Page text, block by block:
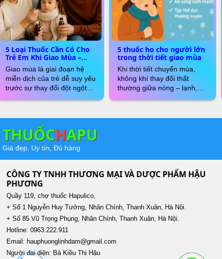
5 Loại Thuốc Cần Có Cho
Trẻ Em Khi Giao Mùa –
Cha Mẹ Nhất Định Phải
Chuẩn Bị
Giao mùa là giai đoạn hệ
miễn dịch của trẻ dễ suy yếu
trước sự thay đổi đột ngột
hoặc dị ứng. Chuẩn bị sẵn
một số loại thuốc an toàn và
thường dùng trong tủ thuốc
gia đình sẽ giúp cha mẹ xử
triệu chứng. Dưới đây là 5
loại thuốc cần có nhất cho
trẻ em khi giao mùa, được
trình bày theo cách dễ hiểu
và có kèm lưu ý quan trọng
để đảm bảo an toàn.
5 thuốc ho cho người lớn
trong thời tiết giao mùa
Khi thời tiết chuyển mùa,
không khí thay đổi thất
thường giữa nóng – lạnh,
THUỐCHAPU
Giá đẹp, Uy tín, Đủ hàng
CÔNG TY TNHH THƯƠNG MẠI VÀ DƯỢC PHẨM HẬU
PHƯƠNG
Quầy 119, chợ thuốc Hapulico,
+ Số 1 Nguyễn Huy Tưởng, Nhân Chính, Thanh Xuân, Hà Nội.
+ Số 85 Vũ Trọng Phụng, Nhân Chính, Thanh Xuân, Hà Nội.
Hotline: 0963.222.911
Email: hauphuonglinhdam@gmail.com
Người đại diện: Bà Kiều Thị Hậu